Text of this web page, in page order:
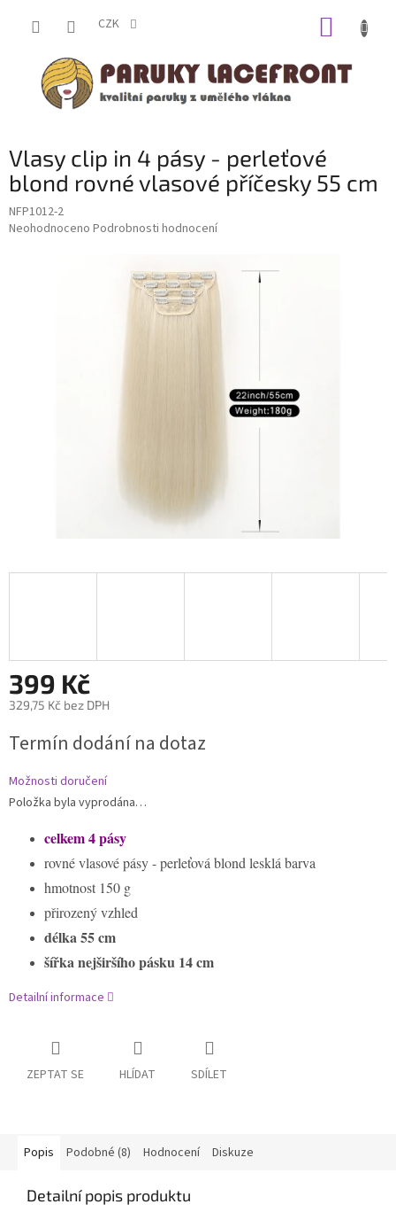
CZK
Vlasy clip in 4 pásy - perleťové
blond rovné vlasové příčesky 55 cm
NFP1012-2
Průměrné
Neohodnoceno Podrobnosti hodnocení
399 Kč
329,75 Kč bez DPH
cena:
Termín dodání na dotaz
Možnosti doručení
Položka byla vyprodána…
celkem 4 pásy
rovné vlasové pásy - perleťová blond lesklá barva
hmotnost 150 g
přirozený vzhled
délka 55 cm
šířka nejširšího pásku 14 cm
Detailní informace
ZEPTAT SE HLÍDAT SDÍLET
Popis Podobné (8) Hodnocení Diskuze
Detailní popis produktu